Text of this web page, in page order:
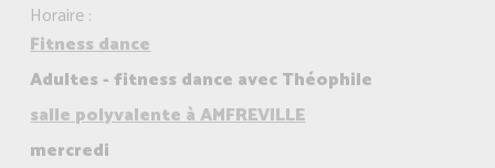
Horaire :
Fitness dance
Adultes - fitness dance avec Théophile
salle polyvalente à AMFREVILLE
mercredi